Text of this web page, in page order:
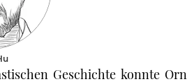
Geschichte konnte Orn